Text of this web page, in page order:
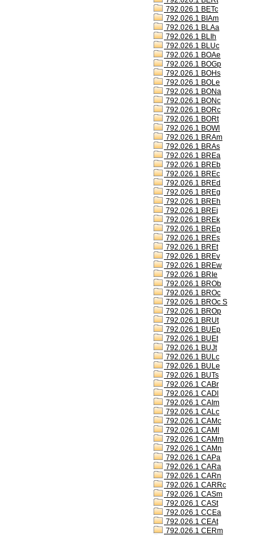
792.026.1 BETc
792.026.1 BIAm
792.026.1 BLAa
792.026.1 BLIh
792.026.1 BLUc
792.026.1 BOAe
792.026.1 BOGp
792.026.1 BOHs
792.026.1 BOLe
792.026.1 BONa
792.026.1 BONc
792.026.1 BORc
792.026.1 BORt
792.026.1 BOWl
792.026.1 BRAm
792.026.1 BRAs
792.026.1 BREa
792.026.1 BREb
792.026.1 BREc
792.026.1 BREd
792.026.1 BREg
792.026.1 BREh
792.026.1 BREj
792.026.1 BREk
792.026.1 BREp
792.026.1 BREs
792.026.1 BREt
792.026.1 BREv
792.026.1 BREw
792.026.1 BRIe
792.026.1 BROb
792.026.1 BROc
792.026.1 BROc S
792.026.1 BROp
792.026.1 BRUt
792.026.1 BUEp
792.026.1 BUEt
792.026.1 BUJt
792.026.1 BULc
792.026.1 BULe
792.026.1 BUTs
792.026.1 CABr
792.026.1 CADl
792.026.1 CAIm
792.026.1 CALc
792.026.1 CAMc
792.026.1 CAMl
792.026.1 CAMm
792.026.1 CAMn
792.026.1 CAPa
792.026.1 CARa
792.026.1 CARn
792.026.1 CARRc
792.026.1 CASm
792.026.1 CASt
792.026.1 CCEa
792.026.1 CEAt
792.026.1 CERm